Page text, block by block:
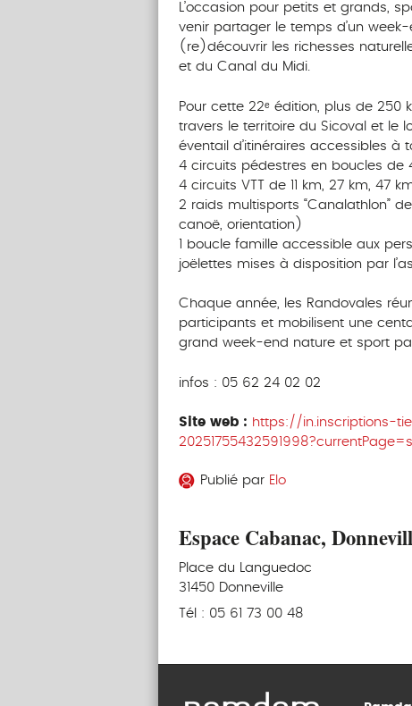
L’occasion pour petits et grands,
venir partager le temps d’un
(re)découvrir les richesses
et du Canal du Midi.
Pour cette 22ᵉ édition, plus de
travers le territoire du Sicoval et le
éventail d’itinéraires accessibles à
4 circuits pédestres en boucles de
4 circuits VTT de 11 km, 27 km, 47
2 raids multisports “Canalathlon”
canoë, orientation)
1 boucle famille accessible aux
joëlettes mises à disposition par
Chaque année, les Randovales
participants et mobilisent une
grand week-end nature et sport
infos : 05 62 24 02 02
Site web : https://in.inscriptions-
Publié par Elo
Espace Cabanac,
Place du Languedoc
31450 Donneville
Tél : 05 61 73 00 48